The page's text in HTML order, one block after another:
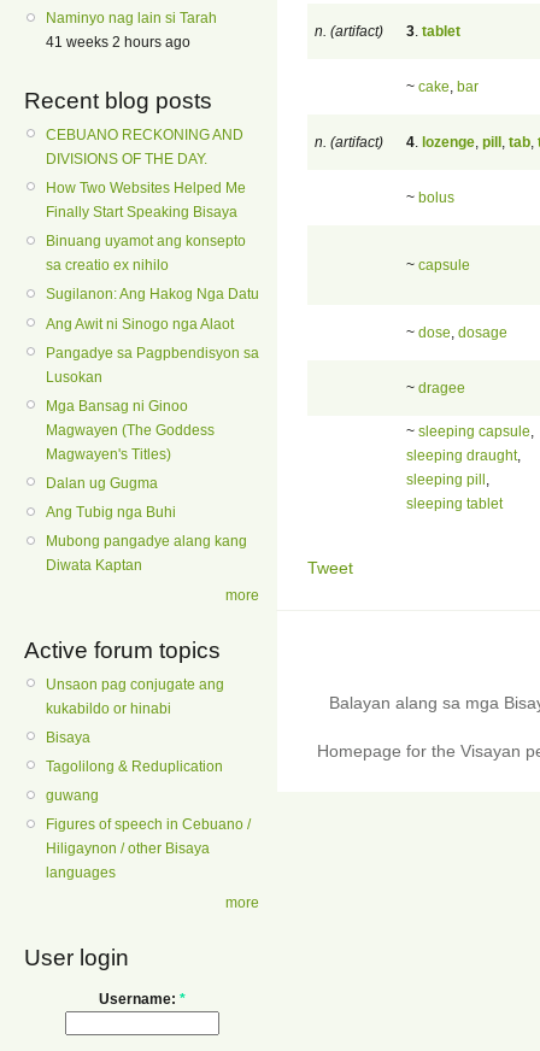
Naminyo nag lain si Tarah
41 weeks 2 hours ago
Recent blog posts
CEBUANO RECKONING AND
DIVISIONS OF THE DAY.
How Two Websites Helped Me
Finally Start Speaking Bisaya
Binuang uyamot ang konsepto
sa creatio ex nihilo
Sugilanon: Ang Hakog Nga Datu
Ang Awit ni Sinogo nga Alaot
Pangadye sa Pagpbendisyon sa
Lusokan
Mga Bansag ni Ginoo
Magwayen (The Goddess
Magwayen's Titles)
Dalan ug Gugma
Ang Tubig nga Buhi
Mubong pangadye alang kang
Diwata Kaptan
more
Active forum topics
Unsaon pag conjugate ang
kukabildo or hinabi
Bisaya
Tagolilong & Reduplication
guwang
Figures of speech in Cebuano /
Hiligaynon / other Bisaya
languages
more
User login
Username: *
n. (artifact) 3 tablet
~ cake bar
n. (artifact) 4 lozenge pill tab
~ bolus
~ capsule
~ dose dosage
~ dragee
~ sleeping capsule
sleeping draught,
sleeping pill
sleeping tablet
Tweet
Balayan alang sa mga
Homepage for the Visayan